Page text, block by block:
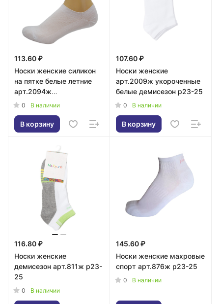
113.60 ₽
Носки женские силикон
на пятке белые летние
арт.2094ж
ультракороткие р23-25
0 В наличии
В корзину
107.60 ₽
Носки женские
арт.2009ж укороченные
белые демисезон р23-25
0 В наличии
В корзину
116.80 ₽
Носки женские
демисезон арт.811ж р23-
25
0 В наличии
145.60 ₽
Носки женские махровые
спорт арт.876ж р23-25
0 В наличии